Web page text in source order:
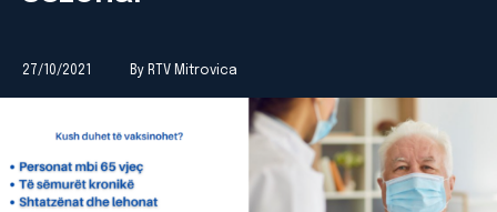
27/10/2021 By RTV Mitrovica